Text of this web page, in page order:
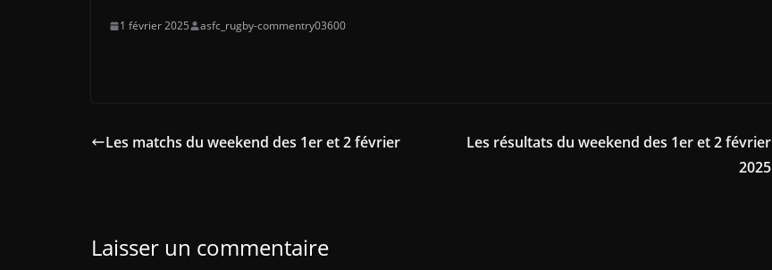
1 février 2025 asfc_rugby-commentry03600
Les matchs du weekend des 1er et 2 février
Les résultats du weekend des 1er et 2 février
2025
Laisser un commentaire